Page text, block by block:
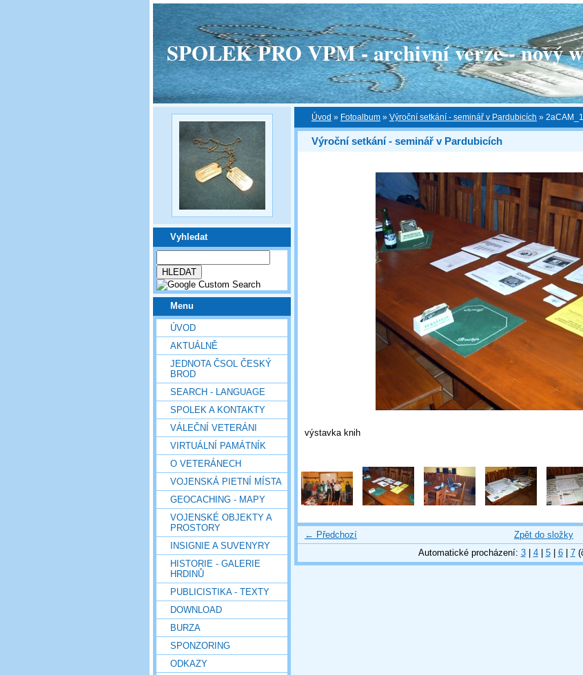
SPOLEK PRO VPM - archivní verze - nový
Vyhledat
Menu
ÚVOD
AKTUÁLNĚ
JEDNOTA ČSOL ČESKÝ
BROD
SEARCH - LANGUAGE
SPOLEK A KONTAKTY
VÁLEČNÍ VETERÁNI
VIRTUÁLNÍ PAMÁTNÍK
O VETERÁNECH
VOJENSKÁ PIETNÍ MÍSTA
GEOCACHING - MAPY
VOJENSKÉ OBJEKTY A
PROSTORY
INSIGNIE A SUVENYRY
HISTORIE - GALERIE
HRDINŮ
PUBLICISTIKA - TEXTY
DOWNLOAD
BURZA
SPONZORING
ODKAZY
Úvod » Fotoalbum » Výroční setkání - seminář v Pardubicích »
Výroční setkání - seminář v Pardubicích
výstavka knih
← Předchozí
Zpět do složky
Automatické procházení: 3| 4| 5| 6| 7